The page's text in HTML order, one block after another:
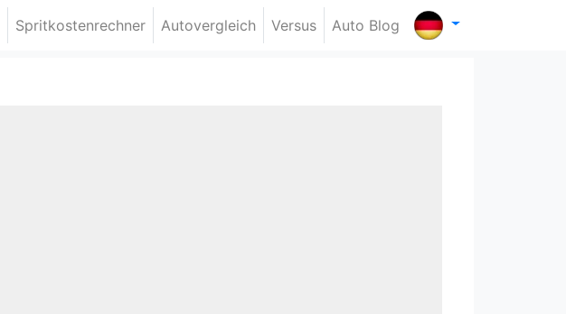
Spritkostenrechner Autovergleich Versus Auto Blog